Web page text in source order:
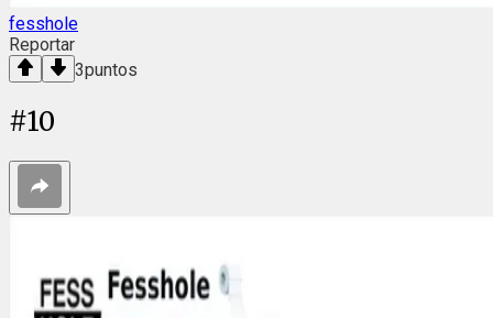
fesshole
Reportar
3puntos
#10